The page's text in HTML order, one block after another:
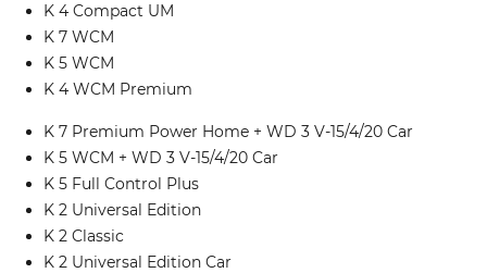
K 4 Compact UM
K 7 WCM
K 5 WCM
K 4 WCM Premium
K 7 Premium Power Home + WD 3 V-15/4/20 Car
K 5 WCM + WD 3 V-15/4/20 Car
K 5 Full Control Plus
K 2 Universal Edition
K 2 Classic
K 2 Universal Edition Car